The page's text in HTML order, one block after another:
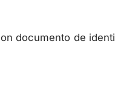
documento de